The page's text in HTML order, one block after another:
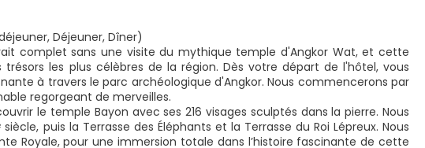
Déjeuner, Dîner)
complet sans une visite du mythique temple d'Angkor Wat, et cette
les plus célèbres de la région. Dès votre départ de l'hôtel, vous
à travers le parc archéologique d'Angkor. Nous commencerons par
regorgeant de merveilles.
le temple Bayon avec ses 216 visages sculptés dans la pierre. Nous
puis la Terrasse des Éléphants et la Terrasse du Roi Lépreux. Nous
Royale, pour une immersion totale dans l’histoire fascinante de cette